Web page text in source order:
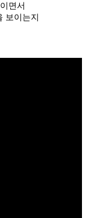
면서
보이는지